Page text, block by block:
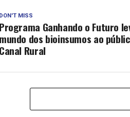
DON'T MISS
Programa Ganhando o Futuro
mundo dos bioinsumos ao
Canal Rural